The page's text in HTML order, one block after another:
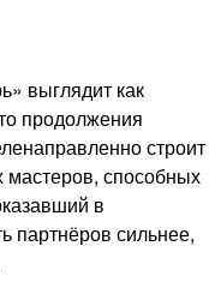
выглядит как
продолжения
строит
способных
в
партнёров сильнее,